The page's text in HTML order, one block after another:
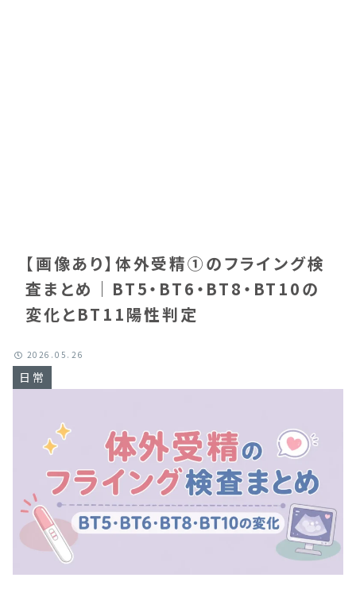
【画像あり】体外受精①のフライング検
査まとめ｜BT5・BT6・BT8・BT10の
変化とBT11陽性判定
日常
2026.05.26